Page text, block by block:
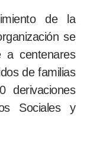
de la
se
a centenares
de familias
derivaciones
Sociales y